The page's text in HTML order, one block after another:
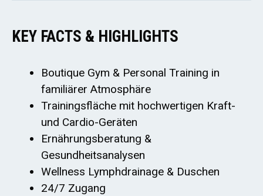
KEY FACTS & HIGHLIGHTS
Boutique Gym & Personal Training in
familiärer Atmosphäre
Trainingsfläche mit hochwertigen Kraft-
und Cardio-Geräten
Ernährungsberatung &
Gesundheitsanalysen
Wellness Lymphdrainage & Duschen
24/7 Zugang